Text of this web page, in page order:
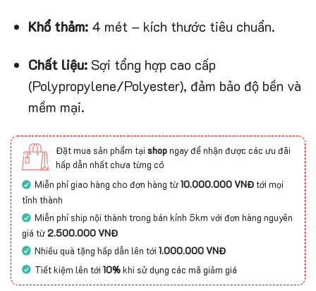
Khổ thảm:4 mét – kích thước tiêu chuẩn.
Chất liệu:Sợi tổng hợp cao cấp
(Polypropylene/Polyester), đảm bảo độ bền và
mềm mại.
Đặt mua sản phẩm tại shopngay để nhận được các ưu đãi
hấp dẫn nhất chưa từng có
Miễn phí giao hàng cho đơn hàng từ10.000.000 VNĐtới mọi
tỉnh thành
Miễn phí ship nội thành trong bán kính 5km với đơn hàng nguyên
giá từ2.500.000 VNĐ
Nhiều quà tặng hấp dẫn lên tới1.000.000 VNĐ
Tiết kiệm lên tới10%khi sử dụng các mã giảm giá